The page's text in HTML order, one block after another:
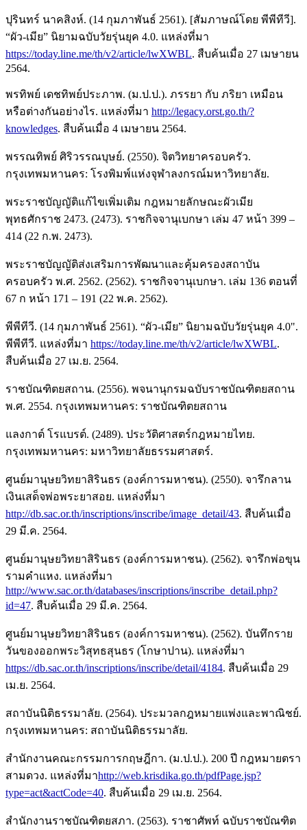
ปุรินทร์ นาคสิงห์. (14 กุมภาพันธ์ 2561). [สัมภาษณ์โดย พีพีทีวี].
“ผัว-เมีย” นิยามฉบับวัยรุ่นยุค 4.0. แหล่งที่มา
https://today.line.me/th/v2/article/lwXWBL. สืบค้นเมื่อ 27 เมษายน
2564.
พรทิพย์ เดชทิพย์ประภาพ. (ม.ป.ป.). ภรรยา กับ ภริยา เหมือน
หรือต่างกันอย่างไร. แหล่งที่มา http://legacy.orst.go.th/?
knowledges. สืบค้นเมื่อ 4 เมษายน 2564.
พรรณทิพย์ ศิริวรรณบุษย์. (2550). จิตวิทยาครอบครัว.
กรุงเทพมหานคร: โรงพิมพ์แห่งจุฬาลงกรณ์มหาวิทยาลัย.
พระราชบัญญัติแก้ไขเพิ่มเติม กฎหมายลักษณะผัวเมีย
พุทธศักราช 2473. (2473). ราชกิจจานุเบกษา เล่ม 47 หน้า 399 –
414 (22 ก.พ. 2473).
พระราชบัญญัติส่งเสริมการพัฒนาและคุ้มครองสถาบัน
ครอบครัว พ.ศ. 2562. (2562). ราชกิจจานุเบกษา. เล่ม 136 ตอนที่
67 ก หน้า 171 – 191 (22 พ.ค. 2562).
พีพีทีวี. (14 กุมภาพันธ์ 2561). “ผัว-เมีย” นิยามฉบับวัยรุ่นยุค 4.0".
พีพีทีวี. แหล่งที่มา https://today.line.me/th/v2/article/lwXWBL.
สืบค้นเมื่อ 27 เม.ย. 2564.
ราชบัณฑิตยสถาน. (2556). พจนานุกรมฉบับราชบัณฑิตยสถาน
พ.ศ. 2554. กรุงเทพมหานคร: ราชบัณฑิตยสถาน
แลงกาต์ โรแบรต์. (2489). ประวัติศาสตร์กฎหมายไทย.
กรุงเทพมหานคร: มหาวิทยาลัยธรรมศาสตร์.
ศูนย์มานุษยวิทยาสิรินธร (องค์การมหาชน). (2550). จารึกลาน
เงินเสด็จพ่อพระยาสอย. แหล่งที่มา
http://db.sac.or.th/inscriptions/inscribe/image_detail/43. สืบค้นเมื่อ
29 มี.ค. 2564.
ศูนย์มานุษยวิทยาสิรินธร (องค์การมหาชน). (2562). จารึกพ่อขุน
รามคำแหง. แหล่งที่มา
http://www.sac.or.th/databases/inscriptions/inscribe_detail.php?
id=47. สืบค้นเมื่อ 29 มี.ค. 2564.
ศูนย์มานุษยวิทยาสิรินธร (องค์การมหาชน). (2562). บันทึกราย
วันของออกพระวิสุทธสุนธร (โกษาปาน). แหล่งที่มา
https://db.sac.or.th/inscriptions/inscribe/detail/4184. สืบค้นเมื่อ 29
เม.ย. 2564.
สถาบันนิติธรรมาลัย. (2564). ประมวลกฎหมายแพ่งและพาณิชย์.
กรุงเทพมหานคร: สถาบันนิติธรรมาลัย.
สำนักงานคณะกรรมการกฤษฎีกา. (ม.ป.ป.). 200 ปี กฎหมายตรา
สามดวง. แหล่งที่มาhttp://web.krisdika.go.th/pdfPage.jsp?
type=act&actCode=40. สืบค้นเมื่อ 29 เม.ย. 2564.
สำนักงานราชบัณฑิตยสภา. (2563). ราชาศัพท์ ฉบับราชบัณฑิต